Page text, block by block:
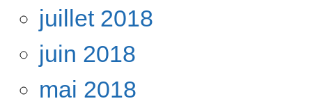
juillet 2018
juin 2018
mai 2018